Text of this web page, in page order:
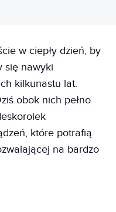
w ciepły dzień, by
się nawyki
kilkunastu lat.
obok nich pełno
które potrafią
na bardzo